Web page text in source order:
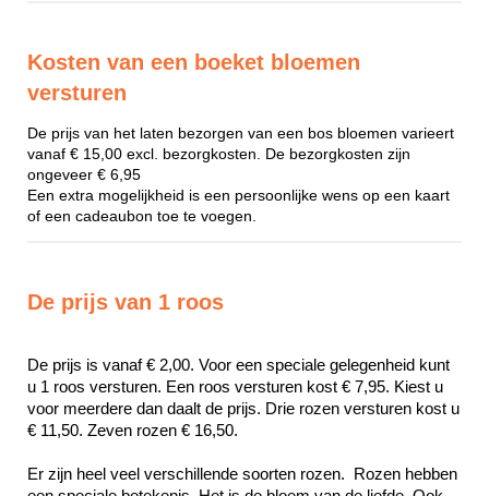
Kosten van een boeket bloemen
versturen
De prijs van het laten bezorgen van een bos bloemen varieert
vanaf € 15,00 excl. bezorgkosten. De bezorgkosten zijn
ongeveer € 6,95
Een extra mogelijkheid is een persoonlijke wens op een kaart
of een cadeaubon toe te voegen.
De prijs van 1 roos
De prijs is vanaf € 2,00. Voor een speciale gelegenheid kunt
u 1 roos versturen. Een roos versturen kost € 7,95. Kiest u
voor meerdere dan daalt de prijs. Drie rozen versturen kost u
€ 11,50. Zeven rozen € 16,50.
Er zijn heel veel verschillende soorten rozen.  Rozen hebben